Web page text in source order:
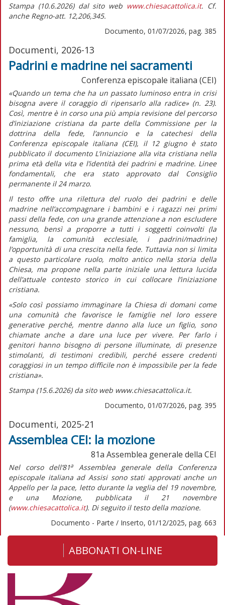
Stampa (10.6.2026) dal sito web www.chiesacattolica.it. Cf.
anche Regno-att. 12,206,345.
Documento, 01/07/2026, pag. 385
Documenti, 2026-13
Padrini e madrine nei sacramenti
Conferenza episcopale italiana (CEI)
«Quando un tema che ha un passato luminoso entra in crisi
bisogna avere il coraggio di ripensarlo alla radice» (n. 23).
Così, mentre è in corso una più ampia revisione del percorso
d’iniziazione cristiana da parte della Commissione per la
dottrina della fede, l’annuncio e la catechesi della
Conferenza episcopale italiana (CEI), il 12 giugno è stato
pubblicato il documento L’iniziazione alla vita cristiana nella
prima età della vita e l’identità dei padrini e madrine. Linee
fondamentali, che era stato approvato dal Consiglio
permanente il 24 marzo.
Il testo offre una rilettura del ruolo dei padrini e delle
madrine nell’accompagnare i bambini e i ragazzi nei primi
passi della fede, con una grande attenzione a non escludere
nessuno, bensì a proporre a tutti i soggetti coinvolti (la
famiglia, la comunità ecclesiale, i padrini/madrine)
l’opportunità di una crescita nella fede. Tuttavia non si limita
a questo particolare ruolo, molto antico nella storia della
Chiesa, ma propone nella parte iniziale una lettura lucida
dell’attuale contesto storico in cui collocare l’iniziazione
cristiana.
«Solo così possiamo immaginare la Chiesa di domani come
una comunità che favorisce le famiglie nel loro essere
generative perché, mentre danno alla luceun figlio, sono
chiamate anche adare una luce per vivere. Per farlo i
genitori hanno bisogno di persone illuminate, di presenze
stimolanti, di testimoni credibili, perché essere credenti
coraggiosi in un tempo difficile non è impossibile per la fede
cristiana».
Stampa (15.6.2026) da sito web www.chiesacattolica.it.
Documento, 01/07/2026, pag. 395
Documenti, 2025-21
Assemblea CEI: la mozione
81a Assemblea generale della CEI
Nel corso dell’81a
Assemblea generale della Conferenza
episcopale italiana ad Assisi sono stati approvati anche un
Appello per la pace, letto durante la veglia del 19 novembre,
e una Mozione, pubblicata il 21 novembre
(www.chiesacattolica.it). Di seguito il testo della mozione.
Documento - Parte / Inserto, 01/12/2025, pag. 663
ABBONATI ON-LINE